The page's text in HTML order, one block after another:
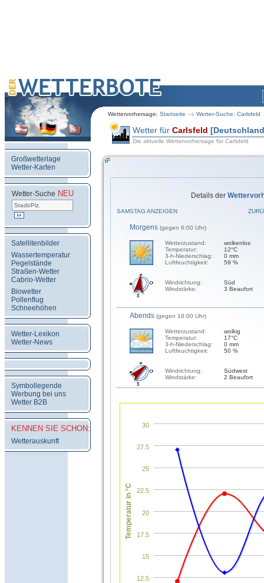
Wettervorhersage: Startseite Wetter-Suche: Carlsfeld
Großwetterlage
Wetter-Karten
Wetter-Suche NEU
Satellitenbilder
Wassertemperatur
Pegelstände
Straßen-Wetter
Cabrio-Wetter
Biowetter
Pollenflug
Schneehöhen
Wetter-Lexikon
Wetter-News
Symbollegende
Werbung bei uns
Wetter B2B
KENNEN SIE SCHON:
Wetterauskunft
Wetter für Carlsfeld
Die aktuelle Wettervorhersage für Carlsfeld
Details der
SAMSTAG ANZEIGEN
Morgens (gegen 6:00 Uhr)
Wetterzustand:
Temperatur:
3-h-Niederschlag:
Luftfeuchtigkeit:
wolkenlos
12°C
0 mm
59 %
Windrichtung:
Windstärke:
Süd
3 Beaufort
Abends (gegen 18:00 Uhr)
Wetterzustand:
Temperatur:
3-h-Niederschlag:
Luftfeuchtigkeit:
wolkig
17°C
0 mm
50 %
Windrichtung:
Windstärke:
Südwest
2 Beaufort
Temperatur in °C 20
12.5
15
17.5
22.5
25
27.5
30